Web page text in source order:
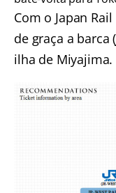
Com o Japan
de graça a barca (
ilha de Miyajima.